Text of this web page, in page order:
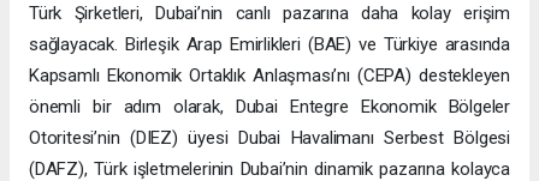
Türk Şirketleri, Dubai’nin canlı pazarına daha kolay erişim
sağlayacak. Birleşik Arap Emirlikleri (BAE) ve Türkiye arasında
Kapsamlı Ekonomik Ortaklık Anlaşması’nı (CEPA) destekleyen
önemli bir adım olarak, Dubai Entegre Ekonomik Bölgeler
Otoritesi’nin (DIEZ) üyesi Dubai Havalimanı Serbest Bölgesi
(DAFZ), Türk işletmelerinin Dubai’nin dinamik pazarına kolayca